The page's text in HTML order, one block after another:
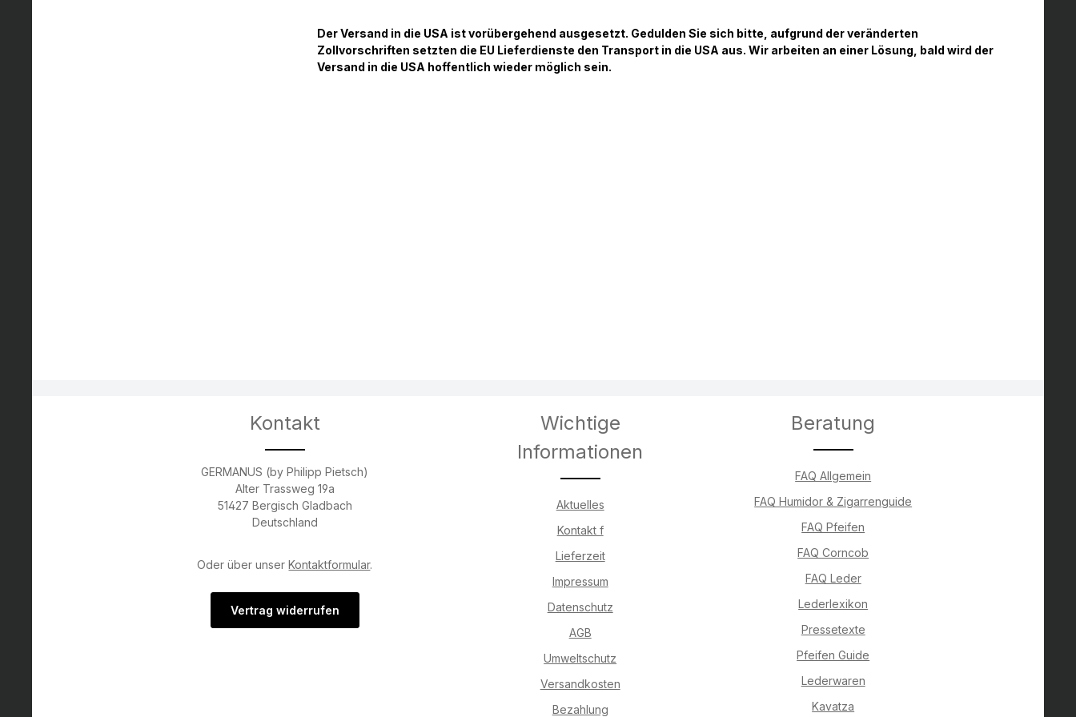
Der Versand in die USA ist vorübergehend ausgesetzt. Gedulden Sie sich bitte, aufgrund der veränderten
Zollvorschriften setzten die EU Lieferdienste den Transport in die USA aus. Wir arbeiten an einer Lösung, bald wird der
Versand in die USA hoffentlich wieder möglich sein.
Kontakt
GERMANUS (by Philipp Pietsch)
Alter Trassweg 19a
51427 Bergisch Gladbach
Deutschland
Oder über unserKontaktformular.
Vertrag widerrufen
Wichtige
Informationen
Aktuelles
Kontakt f
Lieferzeit
Impressum
Datenschutz
AGB
Umweltschutz
Versandkosten
Bezahlung
Beratung
FAQ Allgemein
FAQ Humidor & Zigarrenguide
FAQ Pfeifen
FAQ Corncob
FAQ Leder
Lederlexikon
Pressetexte
Pfeifen Guide
Lederwaren
Kavatza